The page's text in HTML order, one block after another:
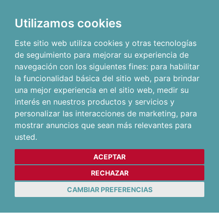
Utilizamos cookies
Este sitio web utiliza cookies y otras tecnologías
de seguimiento para mejorar su experiencia de
navegación con los siguientes fines: para habilitar
la funcionalidad básica del sitio web, para brindar
una mejor experiencia en el sitio web, medir su
interés en nuestros productos y servicios y
personalizar las interacciones de marketing, para
mostrar anuncios que sean más relevantes para
usted.
ACEPTAR
RECHAZAR
CAMBIAR PREFERENCIAS